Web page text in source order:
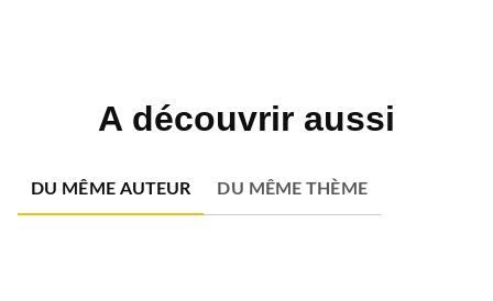
A découvrir aussi
DU MÊME AUTEUR DU MÊME THÈME